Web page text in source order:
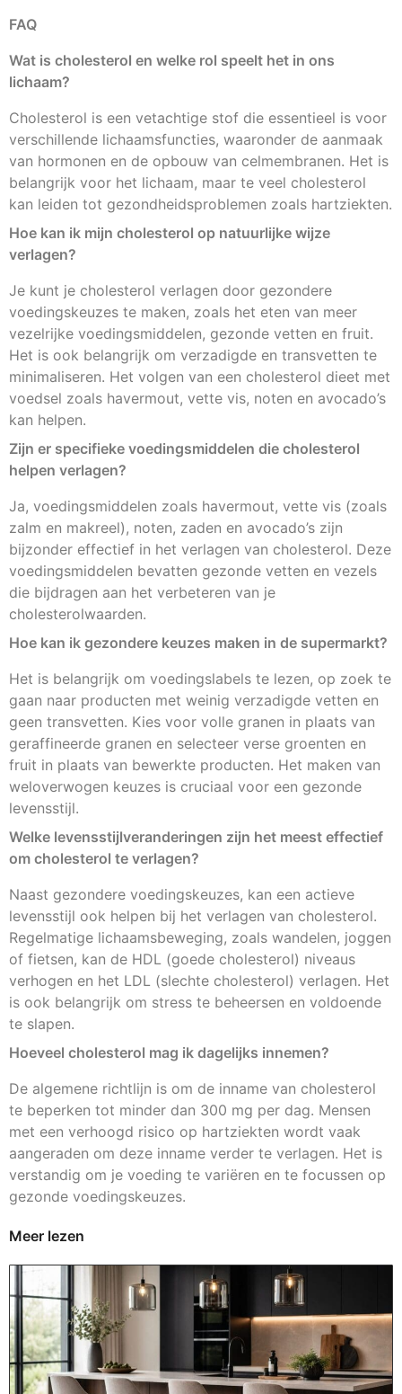
FAQ
Wat is cholesterol en welke rol speelt het in ons
lichaam?
Cholesterol is een vetachtige stof die essentieel is voor
verschillende lichaamsfuncties, waaronder de aanmaak
van hormonen en de opbouw van celmembranen. Het is
belangrijk voor het lichaam, maar te veel cholesterol
kan leiden tot gezondheidsproblemen zoals hartziekten.
Hoe kan ik mijn cholesterol op natuurlijke wijze
verlagen?
Je kunt je cholesterol verlagen door gezondere
voedingskeuzes te maken, zoals het eten van meer
vezelrijke voedingsmiddelen, gezonde vetten en fruit.
Het is ook belangrijk om verzadigde en transvetten te
minimaliseren. Het volgen van een cholesterol dieet met
voedsel zoals havermout, vette vis, noten en avocado’s
kan helpen.
Zijn er specifieke voedingsmiddelen die cholesterol
helpen verlagen?
Ja, voedingsmiddelen zoals havermout, vette vis (zoals
zalm en makreel), noten, zaden en avocado’s zijn
bijzonder effectief in het verlagen van cholesterol. Deze
voedingsmiddelen bevatten gezonde vetten en vezels
die bijdragen aan het verbeteren van je
cholesterolwaarden.
Hoe kan ik gezondere keuzes maken in de supermarkt?
Het is belangrijk om voedingslabels te lezen, op zoek te
gaan naar producten met weinig verzadigde vetten en
geen transvetten. Kies voor volle granen in plaats van
geraffineerde granen en selecteer verse groenten en
fruit in plaats van bewerkte producten. Het maken van
weloverwogen keuzes is cruciaal voor een gezonde
levensstijl.
Welke levensstijlveranderingen zijn het meest effectief
om cholesterol te verlagen?
Naast gezondere voedingskeuzes, kan een actieve
levensstijl ook helpen bij het verlagen van cholesterol.
Regelmatige lichaamsbeweging, zoals wandelen, joggen
of fietsen, kan de HDL (goede cholesterol) niveaus
verhogen en het LDL (slechte cholesterol) verlagen. Het
is ook belangrijk om stress te beheersen en voldoende
te slapen.
Hoeveel cholesterol mag ik dagelijks innemen?
De algemene richtlijn is om de inname van cholesterol
te beperken tot minder dan 300 mg per dag. Mensen
met een verhoogd risico op hartziekten wordt vaak
aangeraden om deze inname verder te verlagen. Het is
verstandig om je voeding te variëren en te focussen op
gezonde voedingskeuzes.
Meer lezen